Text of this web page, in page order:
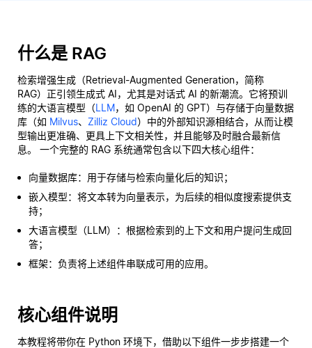
什么是 RAG
检索增强生成（Retrieval-Augmented Generation，简称
RAG）正引领生成式 AI，尤其是对话式 AI 的新潮流。它将预训
练的大语言模型（LLM，如 OpenAI 的 GPT）与存储于向量数据
库（如 Milvus、 Zilliz Cloud）中的外部知识源相结合，从而让模
型输出更准确、更具上下文相关性，并且能够及时融合最新信
息。 一个完整的 RAG 系统通常包含以下四大核心组件：
向量数据库：用于存储与检索向量化后的知识；
嵌入模型：将文本转为向量表示，为后续的相似度搜索提供支
持；
大语言模型（LLM）：根据检索到的上下文和用户提问生成回
答；
框架：负责将上述组件串联成可用的应用。
核心组件说明
本教程将带你在 Python 环境下，借助以下组件一步步搭建一个